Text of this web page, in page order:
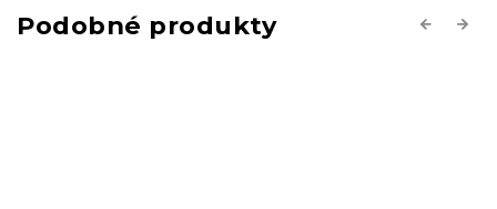
Previous
Next